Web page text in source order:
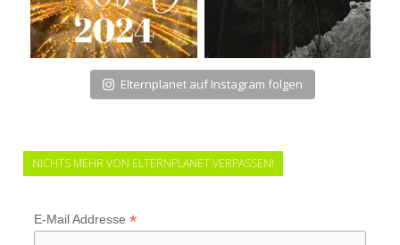
Elternplanet auf Instagram folgen
NICHTS MEHR VON ELTERNPLANET VERPASSEN!
E-Mail Addresse *